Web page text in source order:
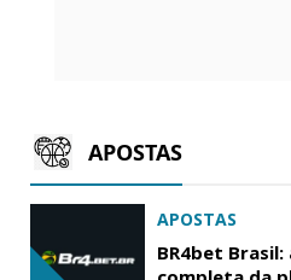
APOSTAS
APOSTAS
BR4bet Brasil: